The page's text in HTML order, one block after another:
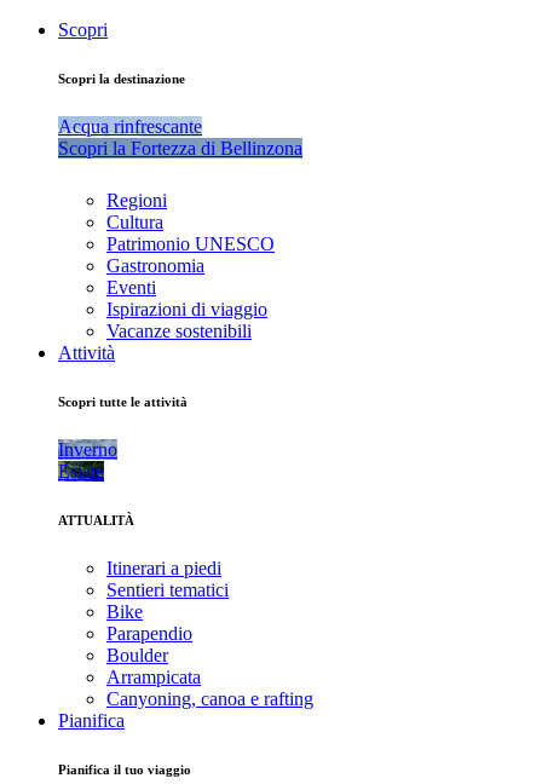
Scopri
Scopri la destinazione
Acqua rinfrescante
Scopri la Fortezza di Bellinzona
Regioni
Cultura
Patrimonio UNESCO
Gastronomia
Eventi
Ispirazioni di viaggio
Vacanze sostenibili
Attività
Scopri tutte le attività
Inverno
Estate
ATTUALITÀ
Itinerari a piedi
Sentieri tematici
Bike
Parapendio
Boulder
Arrampicata
Canyoning, canoa e rafting
Pianifica
Pianifica il tuo viaggio